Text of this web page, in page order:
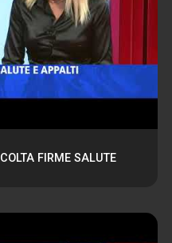
FIRME SALUTE